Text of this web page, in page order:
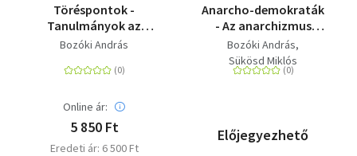
Töréspontok -
Tanulmányok az
autokrácia
Bozóki András
Online ár:
5 850 Ft
Eredeti ár: 6 500 Ft
Anarcho-demokraták
- Az anarchizmus
elmélete és
magyarországi
története
Bozóki András
Sükösd Miklós
Előjegyezhető